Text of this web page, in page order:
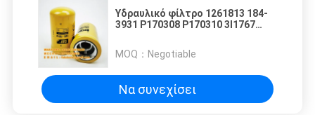
Υδραυλικό φίλτρο 1261813 184-
3931 P170308 P170310 3I1767
MOQ： Negotiable
Να συνεχίσει